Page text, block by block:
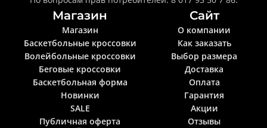
Магазин
Магазин
Баскетбольные кроссовки
Волейбольные кроссовки
Беговые кроссовки
Баскетбольная форма
Новинки
SALE
Публичная оферта
Сайт
О компании
Как заказать
Выбор размера
Доставка
Оплата
Гарантия
Акции
Отзывы